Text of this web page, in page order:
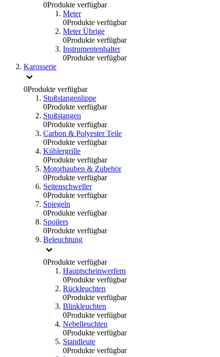
0Produkte verfügbar
Meter
0Produkte verfügbar
Meter Übrige
0Produkte verfügbar
Instrumentenhalter
0Produkte verfügbar
Karosserie
0Produkte verfügbar
Stoßstangenlippe
0Produkte verfügbar
Stoßstangen
0Produkte verfügbar
Carbon & Polyester Teile
0Produkte verfügbar
Kühlergrille
0Produkte verfügbar
Motorhauben & Zubehör
0Produkte verfügbar
Seitenschweller
0Produkte verfügbar
Spiegeln
0Produkte verfügbar
Spoilers
0Produkte verfügbar
Beleuchtung
0Produkte verfügbar
Hauptscheinwerfern
0Produkte verfügbar
Rückleuchten
0Produkte verfügbar
Blinkleuchten
0Produkte verfügbar
Nebelleuchten
0Produkte verfügbar
Standleute
0Produkte verfügbar